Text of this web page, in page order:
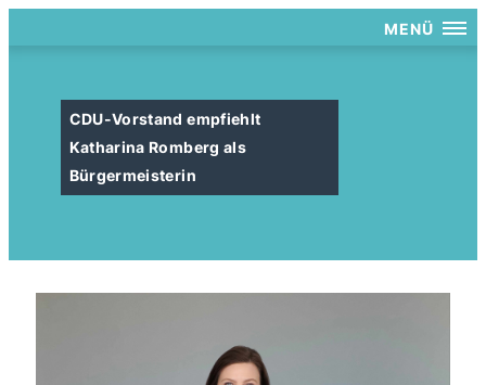
MENÜ
CDU-Vorstand empfiehlt
Katharina Romberg als
Bürgermeisterin